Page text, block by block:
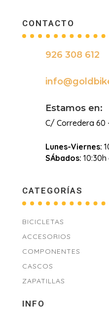
CONTACTO
926 308 612
Estamos en:
C/ Corredera 60
Lunes-Viernes:
SÁbados: 10:30h
CATEGORÍAS
BICICLETAS
ACCESORIOS
COMPONENTES
CASCOS
ZAPATILLAS
INFO